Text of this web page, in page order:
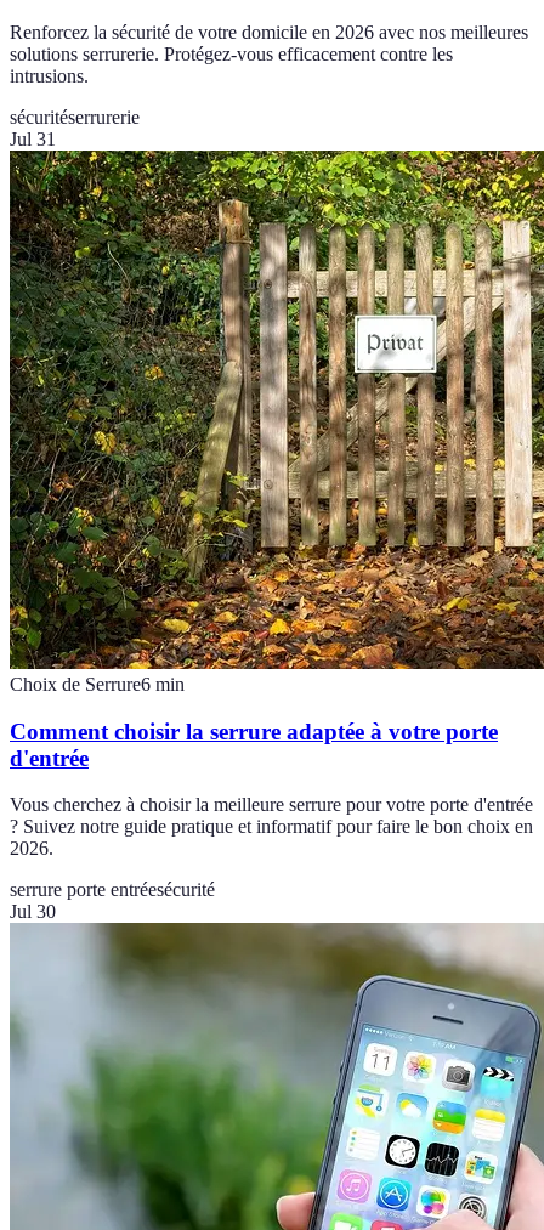
Renforcez la sécurité de votre domicile en 2026 avec nos meilleures
solutions serrurerie. Protégez-vous efficacement contre les
intrusions.
sécuritéserrurerie
Jul 31
Choix de Serrure6 min
Comment choisir la serrure adaptée à votre porte
d'entrée
Vous cherchez à choisir la meilleure serrure pour votre porte d'entrée
? Suivez notre guide pratique et informatif pour faire le bon choix en
2026.
serrure porte entréesécurité
Jul 30